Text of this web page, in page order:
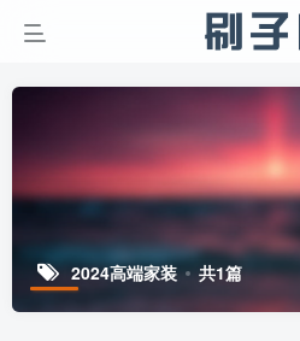
2024高端家装 共1篇